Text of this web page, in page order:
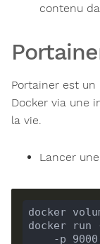
contenu
Portainer est
Docker via une
la vie.
Lancer
docker
docker run
-p